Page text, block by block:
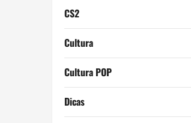
CS2
Cultura
Cultura POP
Dicas